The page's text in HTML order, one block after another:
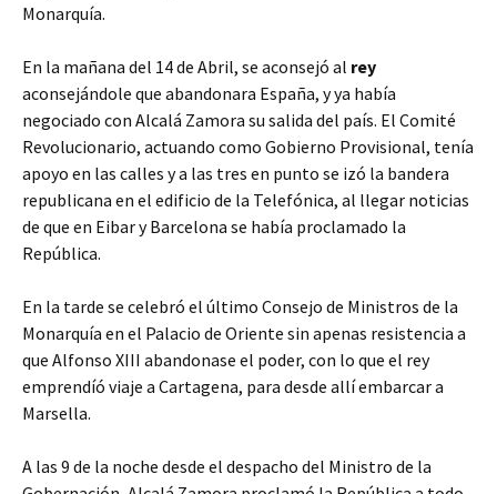
Monarquía.
En la mañana del 14 de Abril, se aconsejó al rey
aconsejándole que abandonara España, y ya había
negociado con Alcalá Zamora su salida del país. El Comité
Revolucionario, actuando como Gobierno Provisional, tenía
apoyo en las calles y a las tres en punto se izó la bandera
republicana en el edificio de la Telefónica, al llegar noticias
de que en Eibar y Barcelona se había proclamado la
República.
En la tarde se celebró el último Consejo de Ministros de la
Monarquía en el Palacio de Oriente sin apenas resistencia a
que Alfonso XIII abandonase el poder, con lo que el rey
emprendíó viaje a Cartagena, para desde allí embarcar a
Marsella.
A las 9 de la noche desde el despacho del Ministro de la